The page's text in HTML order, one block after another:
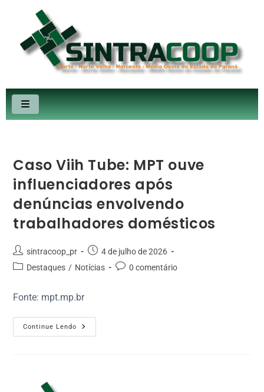
Caso Viih Tube: MPT ouve
influenciadores após
denúncias envolvendo
trabalhadores domésticos
sintracoop_pr
4 de julho de 2026
Destaques / Notícias 0 comentário
Fonte: mpt.mp.br
Continue Lendo